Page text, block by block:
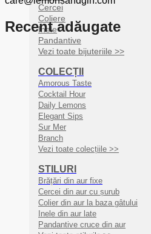
Cercei
Coliere
Inele
Pandantive
Vezi toate bijuteriile >>
COLECȚII
Amorous Taste
Cocktail Hour
Daily Lemons
Elegant Sips
Sur Mer
Branch
Vezi toate colecțiile >>
STILURI
Brățări din aur fixe
Cercei din aur cu șurub
Colier din aur la baza gâtului
Inele din aur late
Pandantive cruce din aur
Recent adăugate